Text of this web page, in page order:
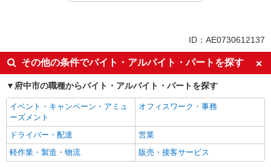
入社日応相談
未経験歓迎
経験者・有資格者歓迎
新卒・第二新卒歓迎
女性活躍中
主婦・主夫歓迎
フリーター歓迎
学歴不問
ブランクOK
ミドル（40代～）活躍中
エルダー（50代～）活躍中
シニア（60代～）活躍中
高収入・高額
ボーナス・賞与あり
ID：AE0730612137
その他の条件でバイト・アルバイト・パートを探す
府中市の職種からバイト・アルバイト・パートを探す
イベント・キャンペーン・アミュ
ーズメント
オフィスワーク・事務
ドライバー・配達
営業
軽作業・製造・物流
販売・接客サービス